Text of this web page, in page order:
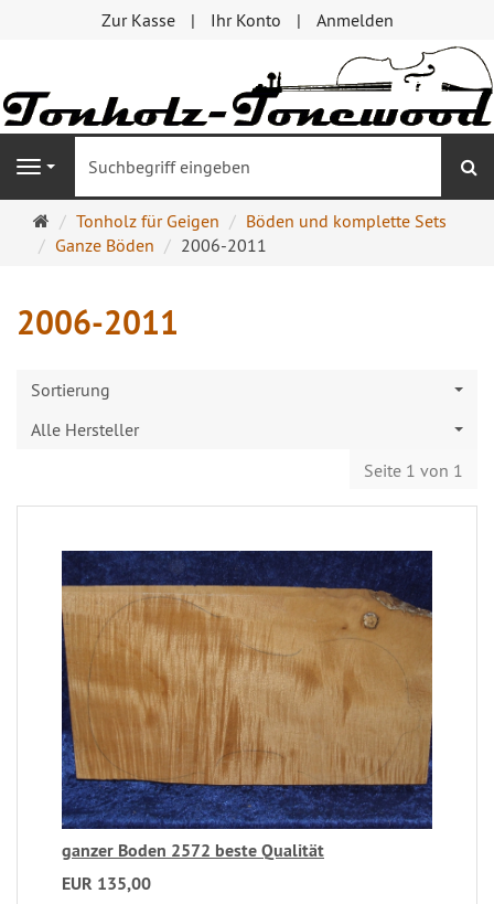
Zur Kasse Ihr Konto Anmelden
Navigation
Startseite
Tonholz für Geigen
Böden und komplette Sets
Ganze Böden
2006-2011
2006-2011
Sortierung
Alle Hersteller
Seite 1 von 1
ganzer Boden 2572 beste Qualität
EUR 135,00